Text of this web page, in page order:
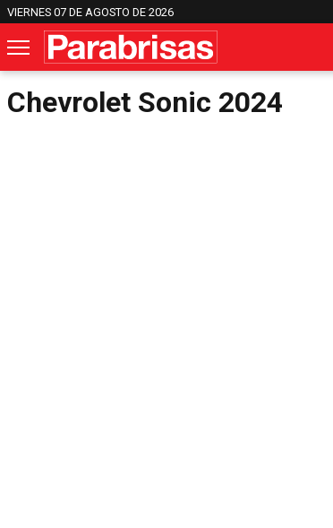
VIERNES 07 DE AGOSTO DE 2026
Chevrolet Sonic 2024